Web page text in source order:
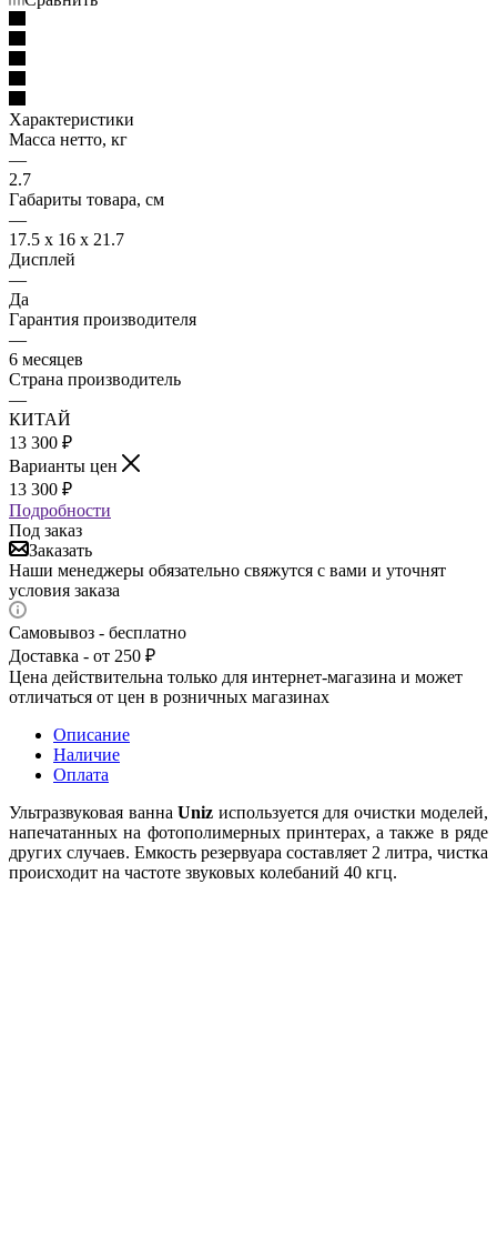
Характеристики
Масса нетто, кг
—
2.7
Габариты товара, см
—
17.5 х 16 х 21.7
Дисплей
—
Да
Гарантия производителя
—
6 месяцев
Страна производитель
—
КИТАЙ
13 300 ₽
Варианты цен
13 300 ₽
Подробности
Под заказ
Заказать
Наши менеджеры обязательно свяжутся с вами и уточнят
условия заказа
Самовывоз - бесплатно
Доставка - от 250 ₽
Цена действительна только для интернет-магазина и может
отличаться от цен в розничных магазинах
Описание
Наличие
Оплата
Ультразвуковая ванна Uniz используется для очистки моделей,
напечатанных на фотополимерных принтерах, а также в ряде
других случаев. Емкость резервуара составляет 2 литра, чистка
происходит на частоте звуковых колебаний 40 кгц.